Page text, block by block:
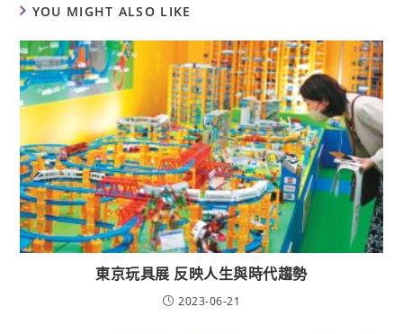
YOU MIGHT ALSO LIKE
東京玩具展 反映人生與時代趨勢
2023-06-21